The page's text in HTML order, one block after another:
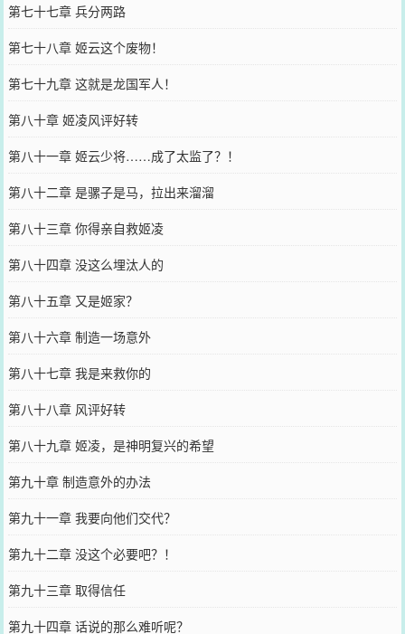
第七十七章 兵分两路
第七十八章 姬云这个废物！
第七十九章 这就是龙国军人！
第八十章 姬凌风评好转
第八十一章 姬云少将……成了太监了？！
第八十二章 是骡子是马，拉出来溜溜
第八十三章 你得亲自救姬凌
第八十四章 没这么埋汰人的
第八十五章 又是姬家？
第八十六章 制造一场意外
第八十七章 我是来救你的
第八十八章 风评好转
第八十九章 姬凌，是神明复兴的希望
第九十章 制造意外的办法
第九十一章 我要向他们交代？
第九十二章 没这个必要吧？！
第九十三章 取得信任
第九十四章 话说的那么难听呢？